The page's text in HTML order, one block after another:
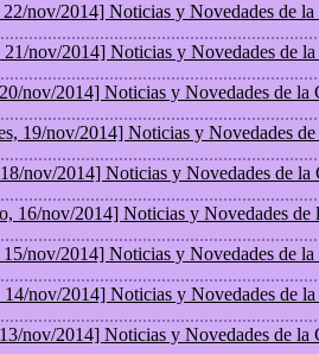
22/nov/2014] Noticias y Novedades de
21/nov/2014] Noticias y Novedades de
nov/2014] Noticias y Novedades de la
19/nov/2014] Noticias y Novedades
nov/2014] Noticias y Novedades de la
16/nov/2014] Noticias y Novedades de
15/nov/2014] Noticias y Novedades de
14/nov/2014] Noticias y Novedades de
nov/2014] Noticias y Novedades de la